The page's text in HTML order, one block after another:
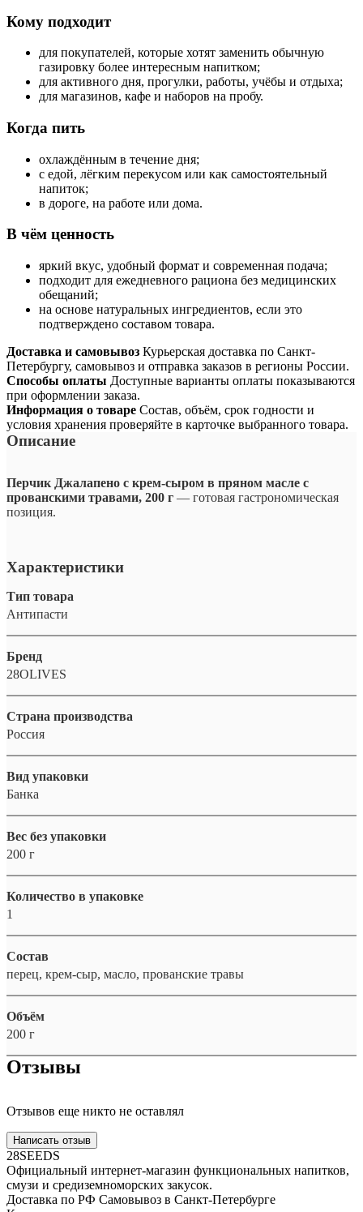
Кому подходит
для покупателей, которые хотят заменить обычную
газировку более интересным напитком;
для активного дня, прогулки, работы, учёбы и отдыха;
для магазинов, кафе и наборов на пробу.
Когда пить
охлаждённым в течение дня;
с едой, лёгким перекусом или как самостоятельный
напиток;
в дороге, на работе или дома.
В чём ценность
яркий вкус, удобный формат и современная подача;
подходит для ежедневного рациона без медицинских
обещаний;
на основе натуральных ингредиентов, если это
подтверждено составом товара.
Доставка и самовывоз Курьерская доставка по Санкт-
Петербургу, самовывоз и отправка заказов в регионы России.
Способы оплаты Доступные варианты оплаты показываются
при оформлении заказа.
Информация о товаре Состав, объём, срок годности и
условия хранения проверяйте в карточке выбранного товара.
Описание
Перчик Джалапено с крем-сыром в пряном масле с
прованскими травами, 200 г — готовая гастрономическая
позиция.
Характеристики
Тип товара
Антипасти
Бренд
28OLIVES
Страна производства
Россия
Вид упаковки
Банка
Вес без упаковки
200 г
Количество в упаковке
1
Состав
перец, крем-сыр, масло, прованские травы
Объём
200 г
Отзывы
Отзывов еще никто не оставлял
Написать отзыв
28SEEDS
Официальный интернет-магазин функциональных напитков,
смузи и средиземноморских закусок.
Доставка по РФ Самовывоз в Санкт-Петербурге